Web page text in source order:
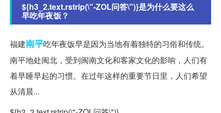
${h3_2.text.rstrip(\"-ZOL问答\")}是为什么要这么
早吃年夜饭？
福建南平吃年夜饭早是因为当地有着独特的习俗和传统。
南平地处闽北，受到闽南文化和客家文化的影响，人们有
着早睡早起的习惯。在过年这样的重要节日里，人们希望
从清晨...